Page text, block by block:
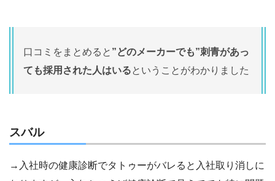
口コミをまとめると ”どのメーカーでも”刺青があっ
ても採用された人はいるということがわかりました
スバル
→入社時の健康診断でタトゥーがバレると入社取り消しに